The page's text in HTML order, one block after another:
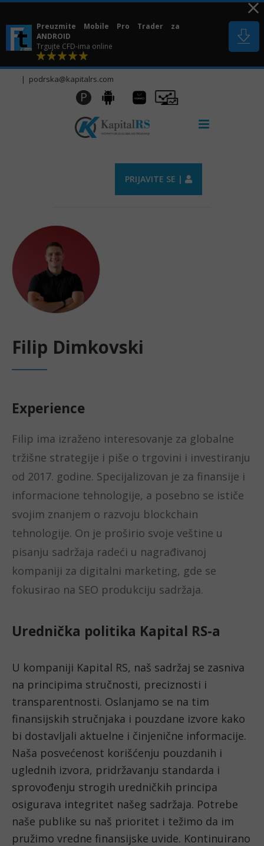
Skip
content
Preuzmite Mobile Pro Trader za
ANDROID
Trgujte CFD-ima online
| podrska@kapitalrs.com
P Android
Huawei
AppGallery
Pro
Trader
PRIJAVITE SE |
Filip Dimkovski
Experience
Filip ima izraženo interesovanje za globalne
tržišne strategije i piše o trgovini i investiranju
od 2017. godine. Specijalizovan je za finansije i
informacione tehnologije, a posebno se ističe
svojim znanjem o razvoju blockchain
tehnologije. On je proširio svoje veštine u
pisanju sadržaja radeći u nagrađivanoj
kompaniji za digitalni marketing, gde se
fokusirao na SEO produkciju sadržaja.
Urednička politika Kapital RS-a
U kompaniji Kapital RS, naš sadržaj se zasniva
na principima stručnosti, preciznosti i
transparentnosti. Oslanjamo se na tim
finansijskih stručnjaka i pouzdane izvore kako
bi dostavljali aktuelne i činjenične informacije.
Naša posvećenost korišćenju pouzdanih i
uglednih izvora, pridržavanju standarda i
sprovođenju strogih uredničkih principa
osigurava integritet našeg sadržaja. Potrebe
naše publike su naš prioritet i težimo da im
pružimo vredne finansijske uvide. Kontinuirano